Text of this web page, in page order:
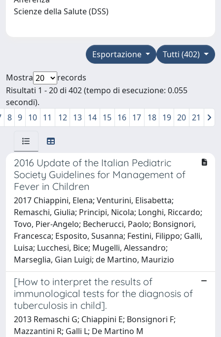
Scienze della Salute (DSS)
Tutti (402)
Esportazione
Mostra
records
Risultati 1 - 20 di 402 (tempo di esecuzione: 0.055
secondi).
8 9 10 11 12 13 14 15 16 17 18 19 20 21
2016 Update of the Italian Pediatric
Society Guidelines for Management of
Fever in Children
2017 Chiappini, Elena; Venturini, Elisabetta;
Remaschi, Giulia; Principi, Nicola; Longhi, Riccardo;
Tovo, Pier-Angelo; Becherucci, Paolo; Bonsignori,
Francesca; Esposito, Susanna; Festini, Filippo; Galli,
Luisa; Lucchesi, Bice; Mugelli, Alessandro;
Marseglia, Gian Luigi; de Martino, Maurizio
[How to interpret the results of
immunological tests for the diagnosis of
tuberculosis in child].
2013 Remaschi G; Chiappini E; Bonsignori F;
Mazzantini R; Galli L; De Martino M